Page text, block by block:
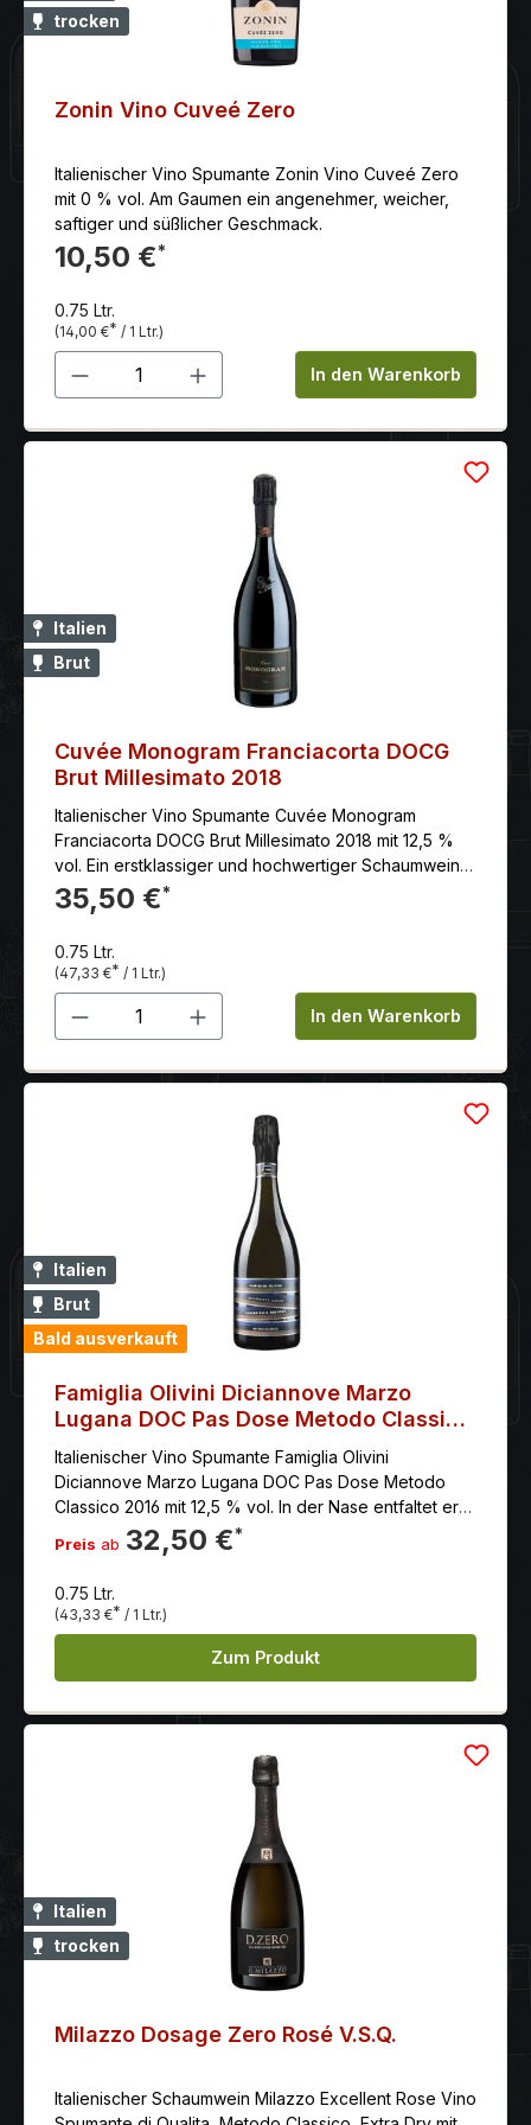
trocken
Zonin Vino Cuveé Zero
Italienischer Vino Spumante Zonin Vino Cuveé Zero
mit 0 % vol. Am Gaumen ein angenehmer, weicher,
saftiger und süßlicher Geschmack.
10,50 €*
0.75 Ltr.
(14,00 €* / 1 Ltr.)
Produkt Anzahl: Gib denIn den Warenkorb
Italien
Brut
Cuvée Monogram Franciacorta DOCG
Brut Millesimato 2018
Italienischer Vino Spumante Cuvée Monogram
Franciacorta DOCG Brut Millesimato 2018 mit 12,5 %
vol. Ein erstklassiger und hochwertiger Schaumwein
nach der traditionellen Methode, die auch als
Methode Champenoise bekannt ist, bei der die
35,50 €*
0.75 Ltr.
(47,33 €* / 1 Ltr.)
Produkt Anzahl: Gib denIn den Warenkorb
Italien
Brut
Bald ausverkauft
Famiglia Olivini Diciannove Marzo
Lugana DOC Pas Dose Metodo Classico
2016
Italienischer Vino Spumante Famiglia Olivini
Diciannove Marzo Lugana DOC Pas Dose Metodo
Classico 2016 mit 12,5 % vol. In der Nase entfaltet er
ausgeprägte balsamische und zitronige Duftnoten,
am Gaumen präsentiert er sich kraftvoll und
eine ausgesprochene Cremigkeit kontrastiert wird,
und hinterlässt einen fetten öligen Eindruck auf der
Zunge. Beinahe unendlich langer Nachhall. Reiner
Trebbiano di Lugana
Preis ab 32,50 €*
0.75 Ltr.
(43,33 €* / 1 Ltr.)
Zum Produkt
Italien
trocken
Milazzo Dosage Zero Rosé V.S.Q.
Italienischer Schaumwein Milazzo Excellent Rose Vino